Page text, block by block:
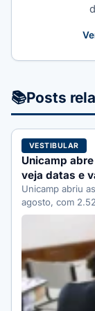
📚Posts
VESTIBULAR
Unicamp
veja datas e
Unicamp abriu
agosto, com